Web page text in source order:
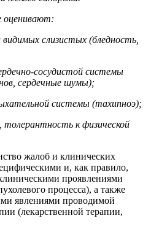
оценивают:
слизистых (бледность,
сосудистой системы
сердечные шумы);
системы (тахипноэ);
к физической
жалоб и клинических
и, как правило,
проявлениями
процесса), а также
явлениями проводимой
(лекарственной терапии,